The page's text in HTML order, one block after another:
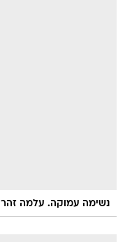
נשימה עמוקה. עלמה זהר